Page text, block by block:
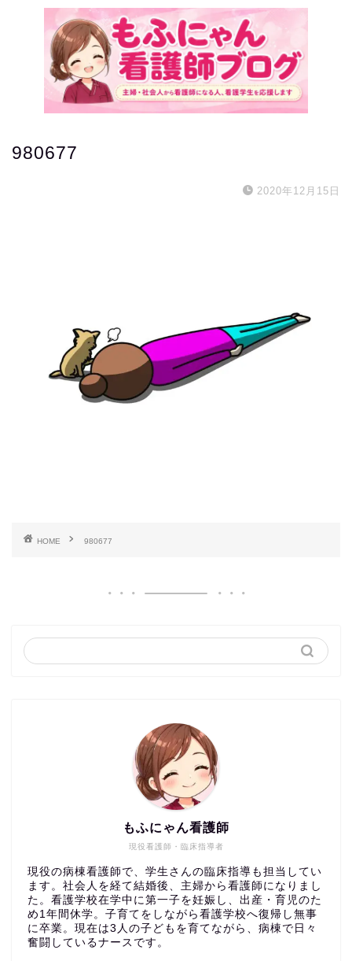
980677
2020年12月15日
HOME 980677
現役看護師・臨床指導者
もふにゃん看護師
現役の病棟看護師で、学生さんの臨床指導も担当してい
ます。社会人を経て結婚後、主婦から看護師になりまし
た。看護学校在学中に第一子を妊娠し、出産・育児のた
め1年間休学。子育てをしながら看護学校へ復帰し無事
に卒業。現在は3人の子どもを育てながら、病棟で日々
奮闘しているナースです。